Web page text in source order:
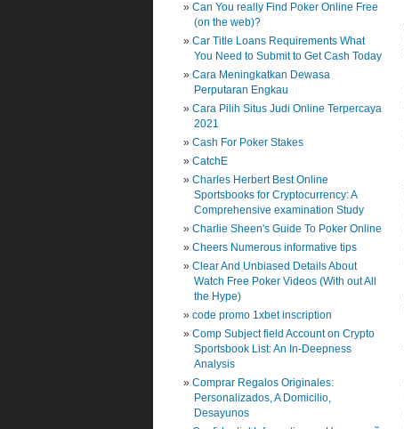
Can You really Find Poker Online Free
(on the web)?
Car Title Loans Requirements What
You Need to Submit to Get Cash Today
Cara Meningkatkan Dewasa
Perputaran Engkau
Cara Pilih Situs Judi Online Terpercaya
2021
Cash For Poker Stakes
CatchE
Charles Herbert Best Online
Sportsbooks for Cryptocurrency: A
Comprehensive examination Study
Charlie Sheen's Guide To Poker Online
Cheers Numerous informative tips
Clear And Unbiased Details About
Watch Free Poker Videos (With out All
the Hype)
code promo 1xbet inscription
Comp Subject field Account on Crypto
Sportsbook List: An In-Deepness
Analysis
Comprar Regalos Originales:
Personalizados, A Domicilio,
Desayunos